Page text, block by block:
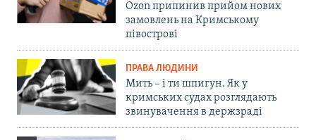
Ozon припинив прийом нових
замовлень на Кримському
півострові
ПРАВА ЛЮДИНИ
Мить – і ти шпигун. Як у
кримських судах розглядають
звинувачення в держзраді